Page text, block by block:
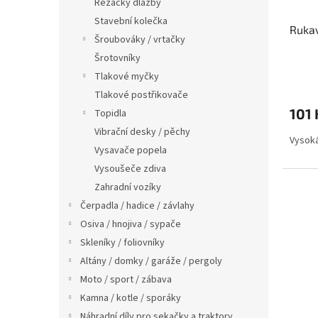
Řezačky dlažby
Stavební kolečka
Šroubováky / vrtačky
Šrotovníky
Tlakové myčky
Tlakové postřikovače
Topidla
Vibrační desky / pěchy
Vysavače popela
Vysoušeče zdiva
Zahradní vozíky
Čerpadla / hadice / závlahy
Osiva / hnojiva / sypače
Skleníky / foliovníky
Altány / domky / garáže / pergoly
Moto / sport / zábava
Kamna / kotle / sporáky
101